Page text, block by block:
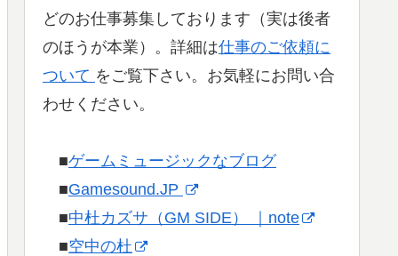
どのお仕事募集しております（実は後者
のほうが本業）。詳細は仕事のご依頼に
ついて をご覧下さい。お気軽にお問い合
わせください。
■ゲームミュージックなブログ
■Gamesound.JP
■中杜カズサ（GM SIDE） ｜note
■空中の杜